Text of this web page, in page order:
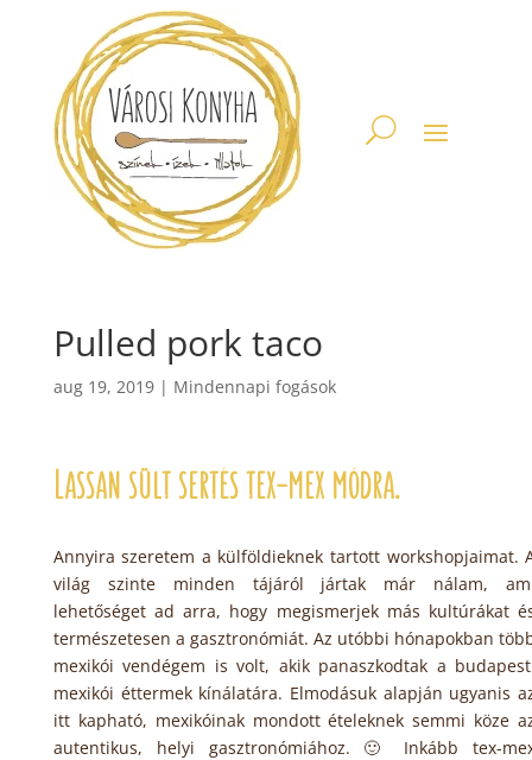
Pulled pork taco
aug 19, 2019| Mindennapi fogások
Lassan sült sertés tex-mex módra.
Annyira szeretem a külföldieknek tartott workshopjaimat.
világ szinte minden tájáról jártak már nálam,
lehetőséget ad arra, hogy megismerjek más kultúrákat
természetesen a gasztronómiát. Az utóbbi hónapokban
mexikói vendégem is volt, akik panaszkodtak a
mexikói éttermek kínálatára. Elmodásuk alapján ugyanis
itt kapható, mexikóinak mondott ételeknek semmi köze
autentikus, helyi gasztronómiához. 🙂 Inkább tex-